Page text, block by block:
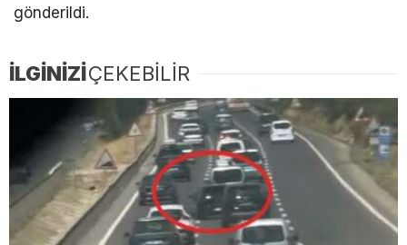
gönderildi.
İLGİNİZİÇEKEBİLİR